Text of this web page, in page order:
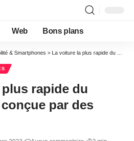
Web Bons plans
& Smartphones > La voiture la plus rapide du monde a été conçue par des étudiants
rapide du
par des